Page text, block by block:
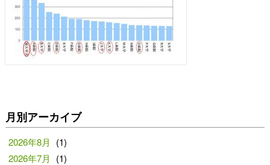
月別アーカイブ
2026年8月
(1)
2026年7月
(1)